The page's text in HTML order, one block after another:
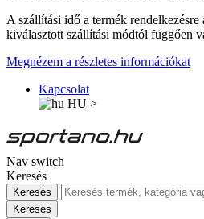
A szállítási idő a termék rendelkezésre
kiválasztott szállítási módtól függően
Megnézem a részletes információkat
Kapcsolat
HU >
Nav switch
Keresés
Keresés
Keresés